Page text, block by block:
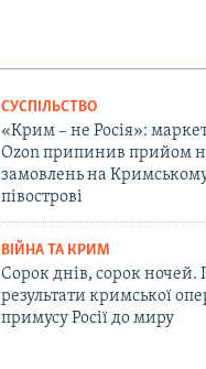
СУСПІЛЬСТВО
«Крим – не Росія»:
Ozon припинив прийом
замовлень на
півострові
ВІЙНА ТА КРИМ
Сорок днів, сорок ночей.
результати кримської
примусу Росії до миру